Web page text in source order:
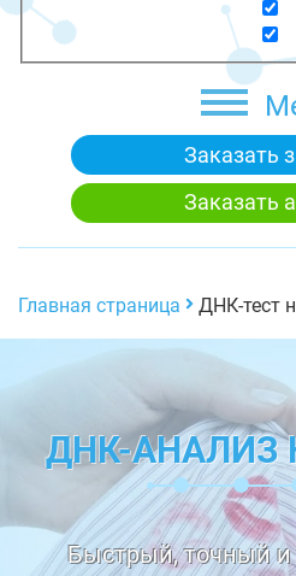
Заказать
Заказать
Главная страница ДНК-тест
ДНК-АНАЛИЗ
Быстрый, точный